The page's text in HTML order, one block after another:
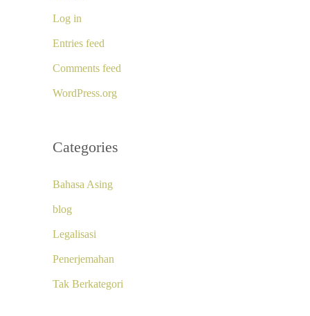
Log in
Entries feed
Comments feed
WordPress.org
Categories
Bahasa Asing
blog
Legalisasi
Penerjemahan
Tak Berkategori